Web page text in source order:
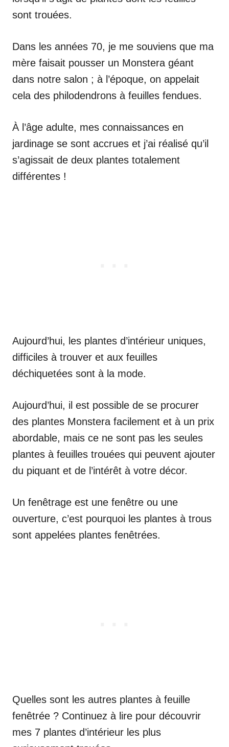
sont trouées.
Dans les années 70, je me souviens que ma
mère faisait pousser un Monstera géant
dans notre salon ; à l’époque, on appelait
cela des philodendrons à feuilles fendues.
À l’âge adulte, mes connaissances en
jardinage se sont accrues et j’ai réalisé qu’il
s’agissait de deux plantes totalement
différentes !
Aujourd’hui, les plantes d’intérieur uniques,
difficiles à trouver et aux feuilles
déchiquetées sont à la mode.
Aujourd’hui, il est possible de se procurer
des plantes Monstera facilement et à un prix
abordable, mais ce ne sont pas les seules
plantes à feuilles trouées qui peuvent ajouter
du piquant et de l’intérêt à votre décor.
Un fenêtrage est une fenêtre ou une
ouverture, c’est pourquoi les plantes à trous
sont appelées plantes fenêtrées.
Quelles sont les autres plantes à feuille
fenêtrée ? Continuez à lire pour découvrir
mes 7 plantes d’intérieur les plus